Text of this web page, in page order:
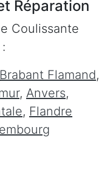
Réparation
Coulissante
Brabant Flamand,
, Anvers,
, Flandre